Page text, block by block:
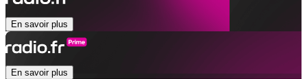
En savoir plus
En savoir plus